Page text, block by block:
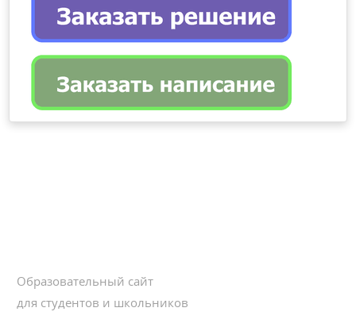
Образовательный сайт
для студентов и школьников